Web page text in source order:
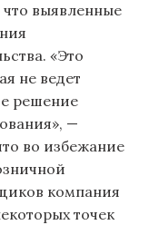
выявленные
«Это
не ведет
решение
—
во избежание
компания
точек